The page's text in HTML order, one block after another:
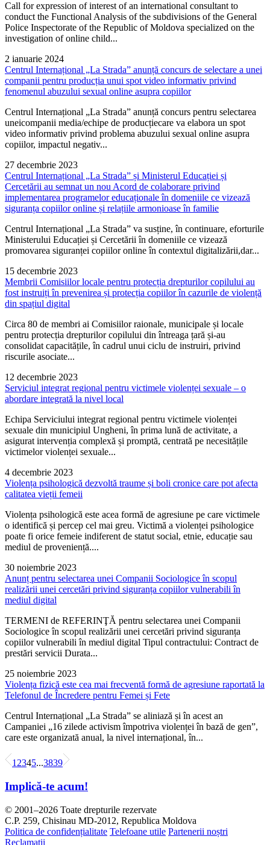
Call for expression of interest of an international consultant to
conduct the Functional Analysis of the subdivisions of the General
Police Inspectorate of the Republic of Moldova specialized on the
investigation of online child...
2 ianuarie 2024
Centrul Internațional „La Strada” anunță concurs de selectare a unei
companii pentru producția unui spot video informativ privind
fenomenul abuzului sexual online asupra copiilor
Centrul Internațional „La Strada” anunță concurs pentru selectarea
uneicompanii media/echipe de producțiecare va elabora un spot
video informativ privind problema abuzului sexual online asupra
copiilor, impactul negativ...
27 decembrie 2023
Centrul Internațional „La Strada” și Ministerul Educației și
Cercetării au semnat un nou Acord de colaborare privind
implementarea programelor educaționale în domeniile ce vizează
siguranța copiilor online și relațiile armonioase în familie
Centrul Internațional „La Strada” va susține, în continuare, eforturile
Ministerului Educației și Cercetării în domeniile ce vizează
promovarea siguranței copiilor online în contextul digitalizării,dar...
15 decembrie 2023
Membrii Comisiilor locale pentru protecția drepturilor copilului au
fost instruiți în prevenirea și protecția copiilor în cazurile de violență
din spațiul digital
Circa 80 de membri ai Comisiilor raionale, municipale și locale
pentru protecția drepturilor copilului din întreaga țară și-au
consolidat capacitățile, în cadrul unui ciclu de instruiri, privind
riscurile asociate...
12 decembrie 2023
Serviciul integrat regional pentru victimele violenței sexuale – o
abordare integrată la nivel local
Echipa Serviciului integrat regional pentru victimele violenței
sexuale din municipiul Ungheni, în prima lună de activitate, a
asigurat intervenția complexă și promptă, centrată pe necesitățile
victimelor violenței sexuale...
4 decembrie 2023
Violența psihologică dezvoltă traume și boli cronice care pot afecta
calitatea vieții femeii
Violența psihologică este acea formă de agresiune pe care victimele
o identifică și percep cel mai greu. Victimă a violenței psihologice
poate fi orice femeie indiferent de statut social, etnie, educație sau
mediul de proveniență....
30 noiembrie 2023
Anunț pentru selectarea unei Companii Sociologice în scopul
realizării unei cercetări privind siguranța copiilor vulnerabili în
mediul digital
TERMENI de REFERINŢĂ pentru selectarea unei Companii
Sociologice în scopul realizării unei cercetări privind siguranța
copiilor vulnerabili în mediul digital Tipul contractului: Contract de
prestări servicii Durata...
25 noiembrie 2023
Violența fizică este cea mai frecventă formă de agresiune raportată la
Telefonul de Încredere pentru Femei și Fete
Centrul Internațional „La Strada” se aliniază și în acest an
Campaniei „16 zilede activism împotriva violenței în bază de gen”,
care este organizată anual, la nivel internațional, în...
12345...3839
Implică-te acum!
© 2001–2026 Toate drepturile rezervate
C.P. 259, Chisinau MD-2012, Republica Moldova
Politica de confidențialitate Telefoane utile Partenerii noștri
Reclamații